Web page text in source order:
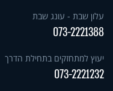
עלון שבת - עונג שבת
073-2221388
יעוץ למתחזקים בתחילת הדרך
073-2221232